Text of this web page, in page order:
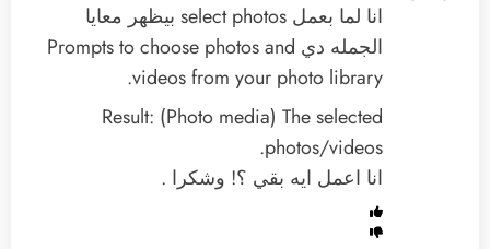
انا لما بعمل select photos بيظهر معايا
الجمله دي Prompts to choose photos and
videos from your photo library.
Result: (Photo media) The selected
photos/videos.
انا اعمل ايه بقي ؟! وشكرا .